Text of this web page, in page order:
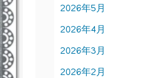
2026年5月
2026年4月
2026年3月
2026年2月